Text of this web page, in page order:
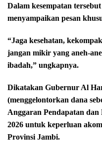
Dalam kesempatan
menyampaikan pesan
“Jaga kesehatan,
jangan mikir yang aneh-
ibadah,” ungkapnya.
Dikatakan Gubernur Al
(menggelontorkan dana
Anggaran Pendapatan
2026 untuk keperluan
Provinsi Jambi.